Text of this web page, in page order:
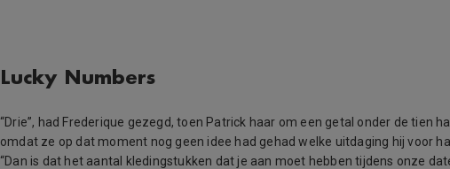
Lucky Numbers
“Drie”, had Frederique gezegd, toen Patrick haar om een getal onder de tien
omdat ze op dat moment nog geen idee had gehad welke uitdaging hij voor
“Dan is dat het aantal kledingstukken dat je aan moet hebben tijdens onze